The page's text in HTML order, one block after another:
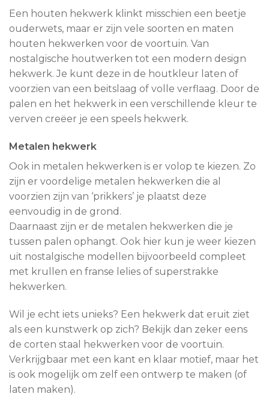
Een houten hekwerk klinkt misschien een beetje
ouderwets, maar er zijn vele soorten en maten
houten hekwerken voor de voortuin. Van
nostalgische houtwerken tot een modern design
hekwerk. Je kunt deze in de houtkleur laten of
voorzien van een beitslaag of volle verflaag. Door de
palen en het hekwerk in een verschillende kleur te
verven creëer je een speels hekwerk.
Metalen hekwerk
Ook in metalen hekwerken is er volop te kiezen. Zo
zijn er voordelige metalen hekwerken die al
voorzien zijn van ‘prikkers’ je plaatst deze
eenvoudig in de grond.
Daarnaast zijn er de metalen hekwerken die je
tussen palen ophangt. Ook hier kun je weer kiezen
uit nostalgische modellen bijvoorbeeld compleet
met krullen en franse lelies of superstrakke
hekwerken.
Wil je echt iets unieks? Een hekwerk dat eruit ziet
als een kunstwerk op zich? Bekijk dan zeker eens
de corten staal hekwerken voor de voortuin.
Verkrijgbaar met een kant en klaar motief, maar het
is ook mogelijk om zelf een ontwerp te maken (of
laten maken).